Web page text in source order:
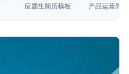
应届生简历模板 产品运营简